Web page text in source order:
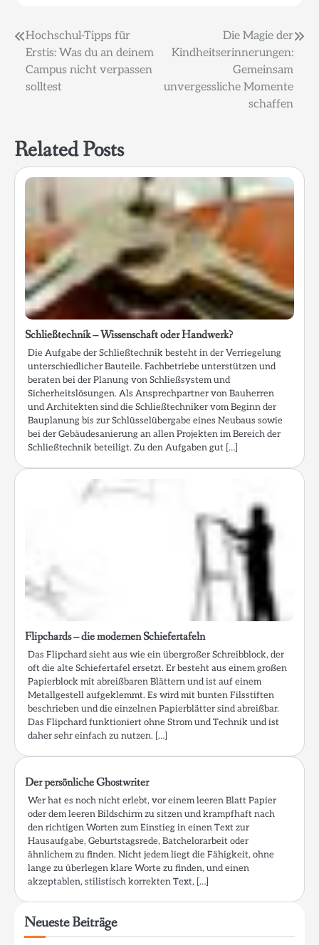
Beitragsnavigation
Hochschul-Tipps für
Erstis: Was du an deinem
Campus nicht verpassen
solltest
Die Magie der
Kindheitserinnerungen:
Gemeinsam
unvergessliche Momente
schaffen
Related Posts
Schließtechnik – Wissenschaft oder Handwerk?
Die Aufgabe der Schließtechnik besteht in der Verriegelung
unterschiedlicher Bauteile. Fachbetriebe unterstützen und
beraten bei der Planung von Schließsystem und
Sicherheitslösungen. Als Ansprechpartner von Bauherren
und Architekten sind die Schließtechniker vom Beginn der
Bauplanung bis zur Schlüsselübergabe eines Neubaus sowie
bei der Gebäudesanierung an allen Projekten im Bereich der
Schließtechnik beteiligt. Zu den Aufgaben gut […]
Flipchards – die modernen Schiefertafeln
Das Flipchard sieht aus wie ein übergroßer Schreibblock, der
oft die alte Schiefertafel ersetzt. Er besteht aus einem großen
Papierblock mit abreißbaren Blättern und ist auf einem
Metallgestell aufgeklemmt. Es wird mit bunten Filsstiften
beschrieben und die einzelnen Papierblätter sind abreißbar.
Das Flipchard funktioniert ohne Strom und Technik und ist
daher sehr einfach zu nutzen. […]
Der persönliche Ghostwriter
Wer hat es noch nicht erlebt, vor einem leeren Blatt Papier
oder dem leeren Bildschirm zu sitzen und krampfhaft nach
den richtigen Worten zum Einstieg in einen Text zur
Hausaufgabe, Geburtstagsrede, Batchelorarbeit oder
ähnlichem zu finden. Nicht jedem liegt die Fähigkeit, ohne
lange zu überlegen klare Worte zu finden, und einen
akzeptablen, stilistisch korrekten Text, […]
Neueste Beiträge